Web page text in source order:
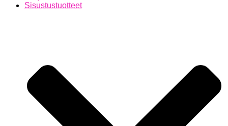
Sisustustuotteet